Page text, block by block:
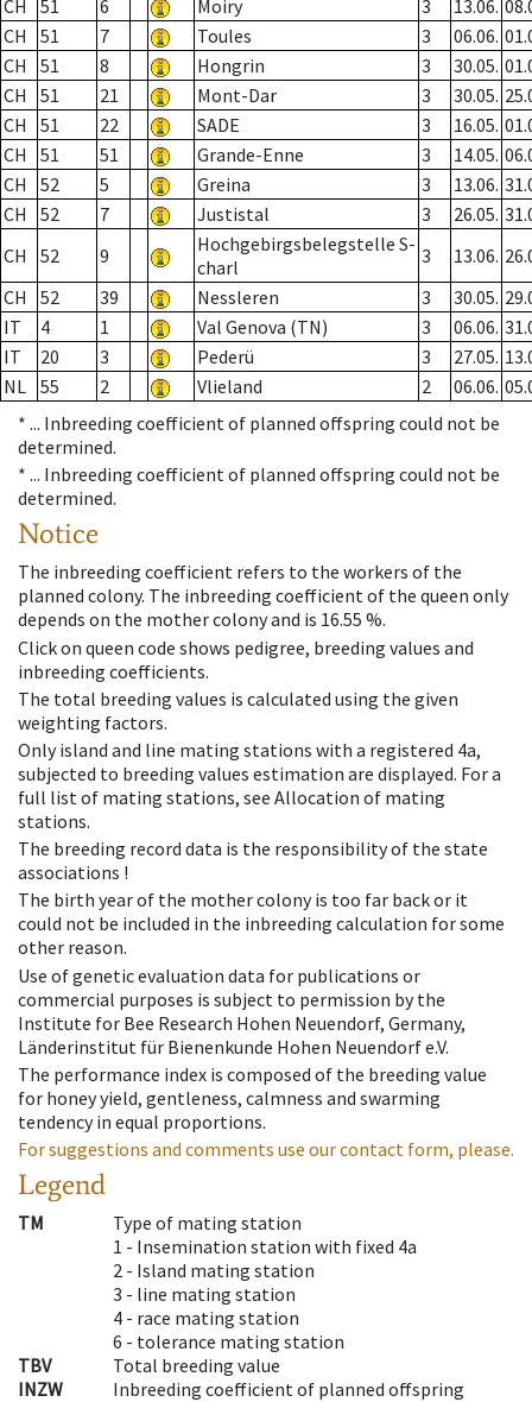
CH 51 6 Moiry 3 13.06.
CH
51 7 Toules 3 06.06.
CH
51 8 Hongrin 3 30.05.
CH
51 21 Mont-Dar 3 30.05.
CH
51 22 SADE 3 16.05.
CH
51 51 Grande-Enne 3 14.05.
CH
52 5 Greina 3 13.06.
CH
52 7 Justistal 3 26.05.
CH
52 9
Hochgebirgsbelegstelle S-
charl
3 13.06.
CH
52 39 Nessleren 3 30.05.
IT
4 1 Val Genova (TN) 3 06.06.
IT
20 3 Pederü 3 27.05.
NL 55 2 Vlieland 2 06.06.
* ... Inbreeding coefficient of planned offspring could not be
determined.
* ... Inbreeding coefficient of planned offspring could not be
determined.
Notice
The inbreeding coefficient refers to the workers of the
planned colony. The inbreeding coefficient of the queen only
depends on the mother colony and is 16.55 %.
Click on queen code shows pedigree, breeding values and
inbreeding coefficients.
The total breeding values is calculated using the given
weighting factors.
Only island and line mating stations with a registered 4a,
subjected to breeding values estimation are displayed. For a
full list of mating stations, see Allocation of mating
stations.
The breeding record data is the responsibility of the state
associations !
The birth year of the mother colony is too far back or it
could not be included in the inbreeding calculation for some
other reason.
Use of genetic evaluation data for publications or
commercial purposes is subject to permission by the
Institute for Bee Research Hohen Neuendorf, Germany,
Länderinstitut für Bienenkunde Hohen Neuendorf e.V.
The performance index is composed of the breeding value
for honey yield, gentleness, calmness and swarming
tendency in equal proportions.
For suggestions and comments use our contact form, please.
Legend
TM
Type of mating station
1 - Insemination station with fixed 4a
2 - Island mating station
3 - line mating station
4 - race mating station
6 - tolerance mating station
TBV
Total breeding value
INZW
Inbreeding coefficient of planned offspring